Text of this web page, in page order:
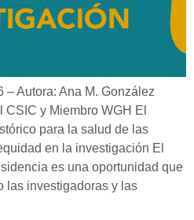
Autora: Ana M. González
y Miembro WGH El
para la salud de las
en la investigación El
es una oportunidad que
las investigadoras y las